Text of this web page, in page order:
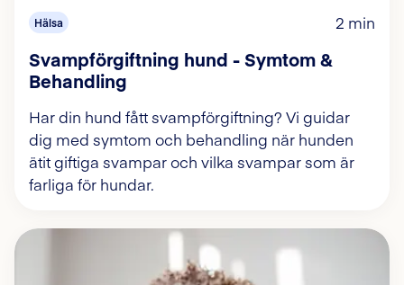
Hälsa 2 min
Svampförgiftning hund - Symtom &
Behandling
Har din hund fått svampförgiftning? Vi guidar
dig med symtom och behandling när hunden
ätit giftiga svampar och vilka svampar som är
farliga för hundar.